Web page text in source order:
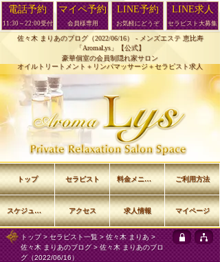
佐々木 まりあのブログ（2022/06/16） - メンズエステ 恵比寿
「AromaLys」【公式】
豪華個室の会員制隠れ家サロン
オイルトリートメント＋リンパマッサージ＋セラピスト求人
トップ> セラピスト一覧 >佐々木 まりあ >
佐々木 まりあのブログ> 佐々木 まりあのブロ
グ（2022/06/16）
トップ セラピスト 料金メニュー ご利用方法
スケジュール アクセス 求人情報 マイページ
電話予約
11:30～22:00受付
マイペ予約
会員様専用
LINE予約
お気軽にどうぞ
LINE求人
セラピスト大募集